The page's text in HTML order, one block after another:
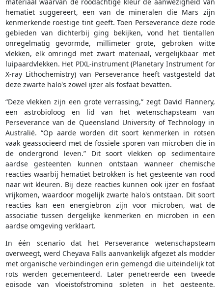
hematiet suggereert, een van de mineralen die Mars zijn
kenmerkende roestige tint geeft. Toen Perseverance deze rode
gebieden van dichterbij ging bekijken, vond het tientallen
onregelmatig gevormde, millimeter grote, gebroken witte
vlekken, elk omringd met zwart materiaal, vergelijkbaar met
luipaardvlekken. Het PIXL-instrument (Planetary Instrument for
X-ray Lithochemistry) van Perseverance heeft vastgesteld dat
deze zwarte halo's zowel ijzer als fosfaat bevatten.
“Deze vlekken zijn een grote verrassing,” zegt David Flannery,
een astrobioloog en lid van het wetenschapsteam van
Perseverance van de Queensland University of Technology in
Australië. “Op aarde worden dit soort kenmerken in rotsen
vaak geassocieerd met de fossiele sporen van microben die in
de ondergrond leven.” Dit soort vlekken op sedimentaire
aardse gesteenten kunnen ontstaan wanneer chemische
reacties waarbij hematiet betrokken is het gesteente van rood
naar wit kleuren. Bij deze reacties kunnen ook ijzer en fosfaat
vrijkomen, waardoor mogelijk zwarte halo's ontstaan. Dit soort
reacties kan een energiebron zijn voor microben, wat de
associatie tussen dergelijke kenmerken en microben in een
aardse omgeving verklaart.
In één scenario dat het Perseverance wetenschapsteam
overweegt, werd Cheyava Falls aanvankelijk afgezet als modder
met organische verbindingen erin gemengd die uiteindelijk tot
rots werden gecementeerd. Later penetreerde een tweede
episode van vloeistofstroming spleten in het gesteente,